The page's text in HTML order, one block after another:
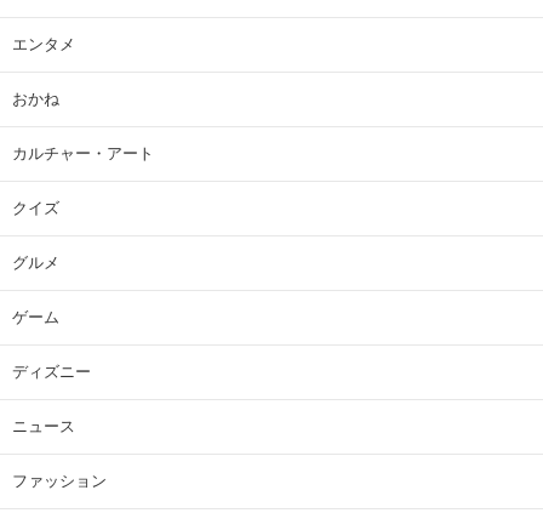
エンタメ
おかね
カルチャー・アート
クイズ
グルメ
ゲーム
ディズニー
ニュース
ファッション